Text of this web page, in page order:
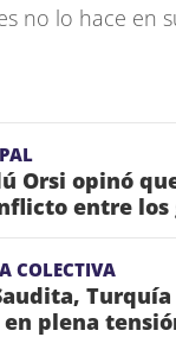
no lo hace en
Orsi opinó
entre los
COLECTIVA
plena